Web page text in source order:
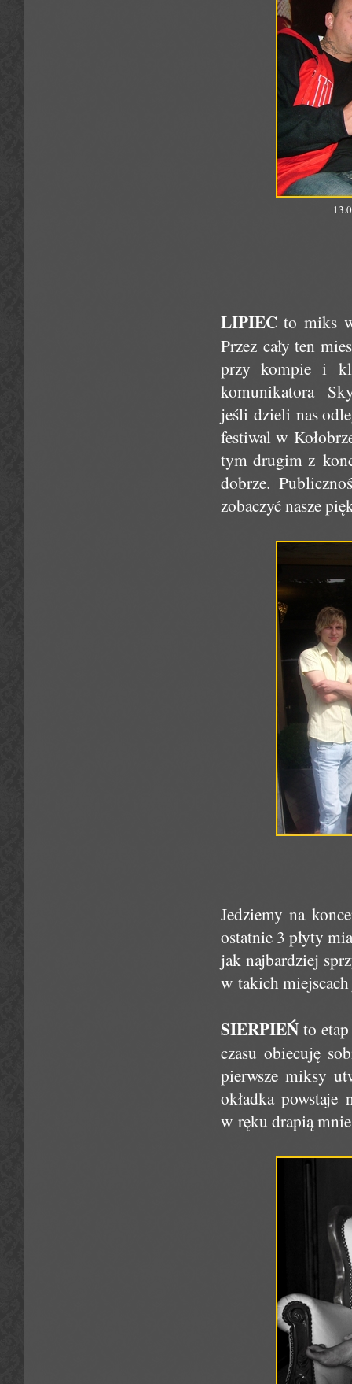
LIPIECto miks
Przez cały ten
przy kompie i
komunikatora
jeśli dzieli nas
festiwal w
tym drugim z
dobrze.
zobaczyć nasze
Jedziemy na
ostatnie 3 płyty
jak najbardziej
w takich
SIERPIEŃto etap
czasu obiecuję
pierwsze miksy
okładka
w ręku drapią